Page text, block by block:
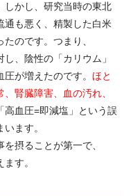
しかし、研究当時の東北
通も悪く、精製した白米
のです。つまり、
、陰性の「カリウム」
圧が増えたのです。ほと
腎臓障害、血の汚れ、
高血圧=即減塩」という誤
ます。
摂ることが第一で、
す。